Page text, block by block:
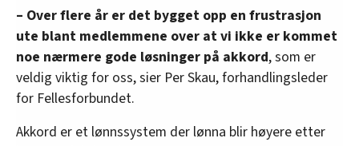
– Over flere år er det bygget opp en frustrasjon
ute blant medlemmene over at vi ikke er kommet
noe nærmere gode løsninger på akkord, som er
veldig viktig for oss, sier Per Skau, forhandlingsleder
for Fellesforbundet.
Akkord er et lønnssystem der lønna blir høyere etter